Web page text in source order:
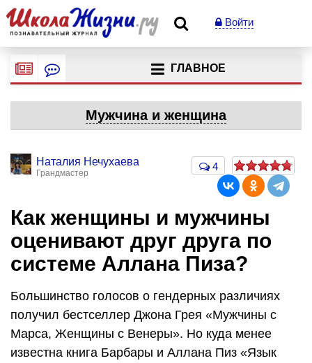
Войти
ГЛАВНОЕ
Мужчина и женщина
Наталия Нечухаева
Грандмастер
4
Как женщины и мужчины
оценивают друг друга по
системе Аллана Пиза?
Большинство голосов о гендерных различиях
получил бестселлер Джона Грея «Мужчины с
Марса, Женщины с Венеры». Но куда менее
известна книга Барбары и Аллана Пиз «Язык